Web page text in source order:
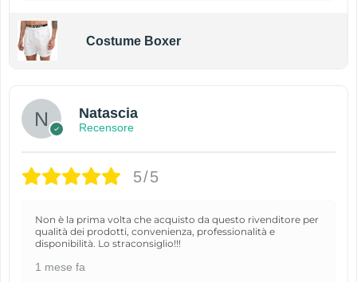
Costume Boxer
Natascia
Recensore
5/5
Non è la prima volta che acquisto da questo rivenditore per
qualità dei prodotti, convenienza, professionalità e
disponibilità. Lo straconsiglio!!!
1 mese fa